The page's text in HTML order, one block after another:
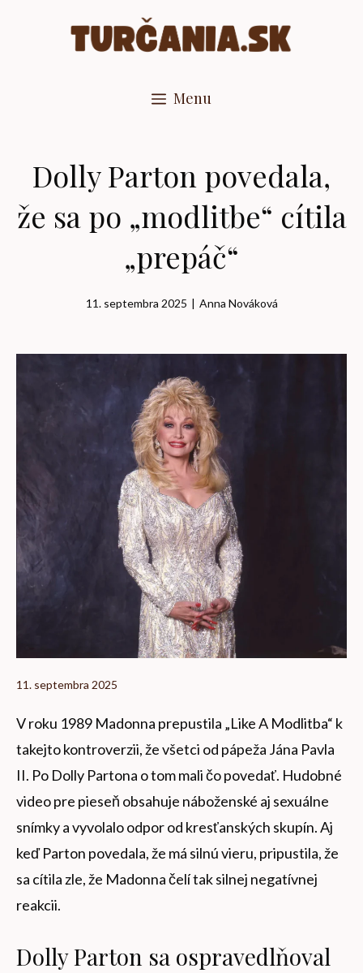
Menu
Dolly Parton povedala,
že sa po „modlitbe“ cítila
„prepáč“
11. septembra 2025 | Anna Nováková
11. septembra 2025
V roku 1989 Madonna prepustila „Like A Modlitba“ k
takejto kontroverzii, že všetci od pápeža Jána Pavla
II. Po Dolly Partona o tom mali čo povedať. Hudobné
video pre pieseň obsahuje náboženské aj sexuálne
snímky a vyvolalo odpor od kresťanských skupín. Aj
keď Parton povedala, že má silnú vieru, pripustila, že
sa cítila zle, že Madonna čelí tak silnej negatívnej
reakcii.
Dolly Parton sa ospravedlňoval